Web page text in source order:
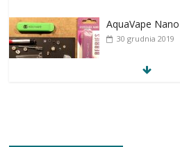
AquaVape
30 grudnia 2019